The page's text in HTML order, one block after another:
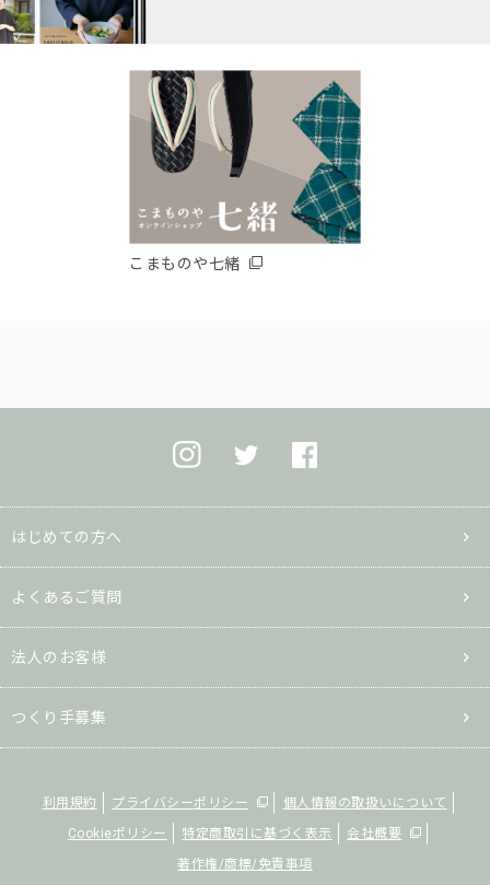
こまものや七緒
はじめての方へ
よくあるご質問
法人のお客様
つくり手募集
利用規約 プライバシーポリシー
個人情報の取扱いについて
Cookieポリシー
特定商取引に基づく表示
会社概要
著作権/商標/免責事項